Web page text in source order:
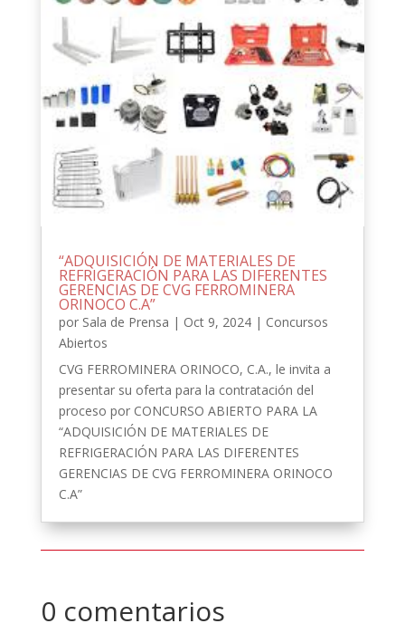
“ADQUISICIÓN DE MATERIALES DE
REFRIGERACIÓN PARA LAS DIFERENTES
GERENCIAS DE CVG FERROMINERA
ORINOCO C.A”
por Sala de Prensa | Oct 9, 2024| Concursos
Abiertos
CVG FERROMINERA ORINOCO, C.A., le invita a
presentar su oferta para la contratación del
proceso por CONCURSO ABIERTO PARA LA
“ADQUISICIÓN DE MATERIALES DE
REFRIGERACIÓN PARA LAS DIFERENTES
GERENCIAS DE CVG FERROMINERA ORINOCO
C.A”
0 comentarios